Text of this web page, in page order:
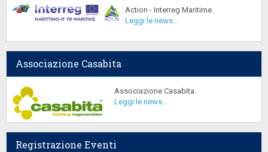
Action - Interreg Maritime.
Leggi le news...
Associazione Casabita
Associazione Casabita.
Leggi le news...
Registrazione Eventi